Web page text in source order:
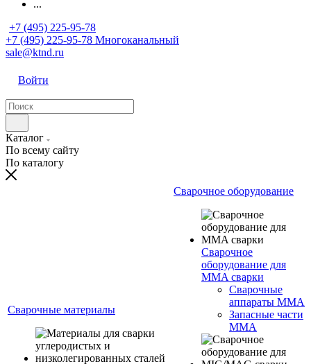
...
+7 (495) 225-95-78
+7 (495) 225-95-78 Многоканальный
sale@ktnd.ru
Войти
Каталог
По всему сайту
По каталогу
Сварочные материалы
Сварочное оборудование
Сварочное
оборудование для
MMA сварки
Сварочные
аппараты MMA
Запасные части
MMA